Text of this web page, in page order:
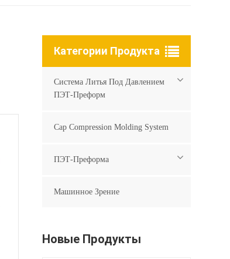
Категории Продукта
Система Литья Под Давлением
ПЭТ-Преформ
Cap Compression Molding System
ПЭТ-Преформа
Машинное Зрение
Новые Продукты